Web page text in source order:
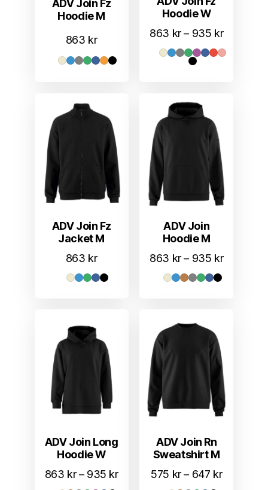
ADV Join Fz
Hoodie M
863 kr
Hoodie W
863 kr – 935 kr
863 kr
ADV Join Fz
Jacket M
863 kr
ADV Join
Hoodie M
863 kr – 935 kr
ADV Join Long
Hoodie W
863 kr – 935 krPrisområde:
ADV Join Rn
Sweatshirt M
575 kr – 647 kr